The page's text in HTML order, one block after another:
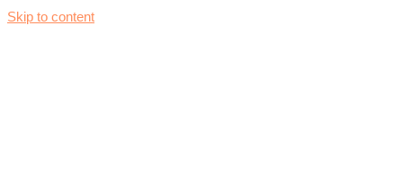
Skip to content